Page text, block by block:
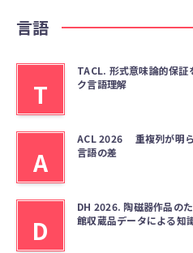
言語
T
TACL. 形式意味論的保証
ク言語理解
A
ACL 2026 重複列が明ら
言語の差
D
DH 2026. 陶磁器作品の
館収蔵品データによる知